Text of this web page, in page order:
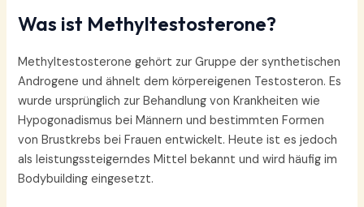
Was ist Methyltestosterone?
Methyltestosterone gehört zur Gruppe der synthetischen
Androgene und ähnelt dem körpereigenen Testosteron. Es
wurde ursprünglich zur Behandlung von Krankheiten wie
Hypogonadismus bei Männern und bestimmten Formen
von Brustkrebs bei Frauen entwickelt. Heute ist es jedoch
als leistungssteigerndes Mittel bekannt und wird häufig im
Bodybuilding eingesetzt.